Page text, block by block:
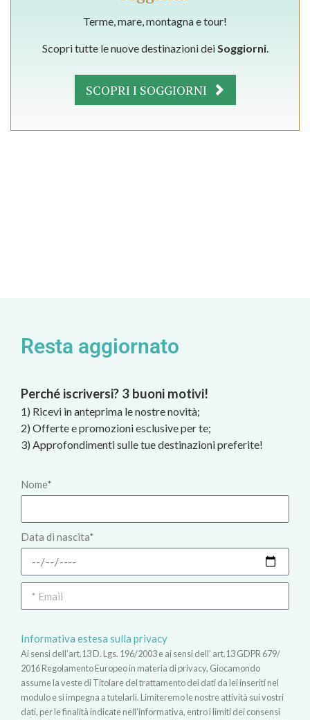
Terme, mare, montagna e tour!
Scopri tutte le nuove destinazioni deiSoggiorni.
SCOPRI I SOGGIORNI
Resta aggiornato
Perché iscriversi? 3 buoni motivi!
1) Ricevi in anteprima le nostre novità;
2) Offerte e promozioni esclusive per te;
3) Approfondimenti sulle tue destinazioni preferite!
Nome*
Data di nascita*
Informativa estesa sulla privacy
Ai sensi dell’art.13 D. Lgs. 196/2003 e ai sensi dell’ art.13 GDPR 679/
2016 Regolamento Europeo in materia di privacy, Giocamondo
assume la veste di Titolare del trattamento dei dati da lei inseriti nel
modulo e si impegna a tutelarli. Limiteremo le nostre attività sui vostri
dati, per le finalità indicate nell’informativa, entro i limiti dei consensi